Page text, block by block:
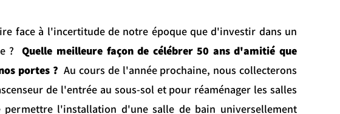
face à l'incertitude de notre époque que d'investir dans un
?Quelle meilleure façon de célébrer 50 ans d'amitié que
portes ?Au cours de l'année prochaine, nous collecterons
de l'entrée au sous-sol et pour réaménager les salles
l'installation d'une salle de bain universellement